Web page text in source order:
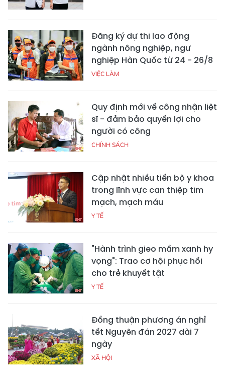
Đăng ký dự thi lao động
ngành nông nghiệp, ngư
nghiệp Hàn Quốc từ 24 - 26/8
VIỆC LÀM
Quy định mới về công nhận liệt
sĩ - đảm bảo quyền lợi cho
người có công
CHÍNH SÁCH
Cập nhật nhiều tiến bộ y khoa
trong lĩnh vực can thiệp tim
mạch, mạch máu
Y TẾ
"Hành trình gieo mầm xanh hy
vọng": Trao cơ hội phục hồi
cho trẻ khuyết tật
Y TẾ
Đồng thuận phương án nghỉ
tết Nguyên đán 2027 dài 7
ngày
XÃ HỘI